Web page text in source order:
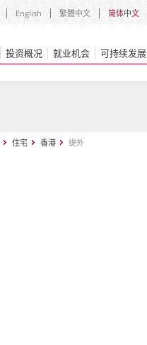
English 繁體中文 简体中文
投资概况 就业机会 可持续发展
住宅 香港 缇外